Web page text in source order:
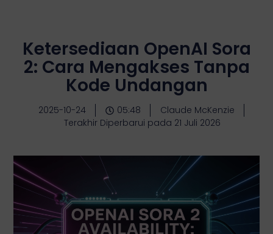
Ketersediaan OpenAI Sora
2: Cara Mengakses Tanpa
Kode Undangan
2025-10-24 05:48
Claude McKenzie
Terakhir Diperbarui pada 21 Juli 2026